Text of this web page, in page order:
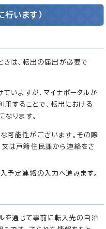
行います）
は、転出の届出が必要で
いますが、マイナポータルか
用することで、転出における
ります。
可能性がございます。その際
又は戸籍住民課から連絡をさ
予定連絡の入力へ進みます。
を通じて事前に転入先の自治